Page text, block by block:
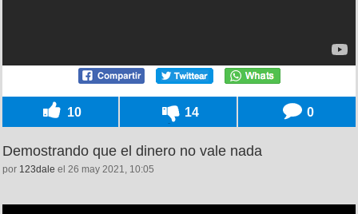
10 14 0
Demostrando que el dinero no vale nada
por 123dale el 26 may 2021, 10:05